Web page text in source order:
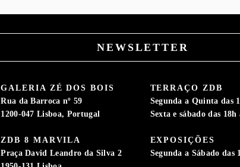
NEWSLETTER
GALERIA ZÉ DOS BOIS
Rua da Barroca nº 59
1200-047 Lisboa, Portugal
ZDB 8 MARVILA
Praça David Leandro da Silva 2
TERRAÇO ZDB
Segunda a Quinta das
Sexta e sábado das 18h
EXPOSIÇÕES
Segunda a Sábado das